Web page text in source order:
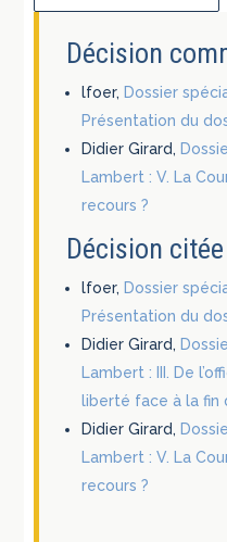
Décision
lfoer, Dossier
Présentation du
Didier Girard,
Lambert : V. La
recours ?
Décision
lfoer, Dossier
Présentation du
Didier Girard,
Lambert : III. De
liberté face à la fin
Didier Girard,
Lambert : V. La
recours ?